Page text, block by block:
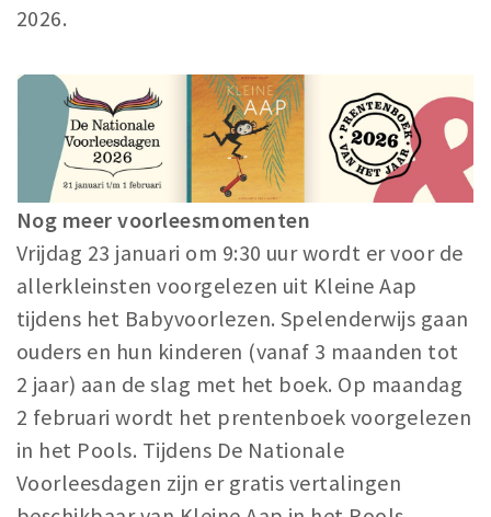
2026.
Nog meer voorleesmomenten
Vrijdag 23 januari om 9:30 uur wordt er voor de
allerkleinsten voorgelezen uit Kleine Aap
tijdens het Babyvoorlezen. Spelenderwijs gaan
ouders en hun kinderen (vanaf 3 maanden tot
2 jaar) aan de slag met het boek. Op maandag
2 februari wordt het prentenboek voorgelezen
in het Pools. Tijdens De Nationale
Voorleesdagen zijn er gratis vertalingen